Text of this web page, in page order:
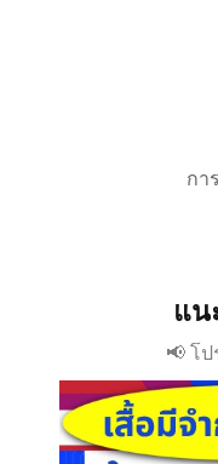
กา
แ
📢 โ